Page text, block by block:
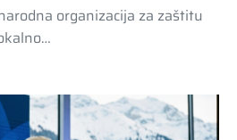
organizacija za zaštitu